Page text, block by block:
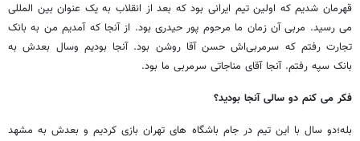
قهرمان شدیم که اولین تیم ایرانی بود که بعد از انقلاب به یک عنوان بین المللی
می رسید. مربی آن زمان ما مرحوم پور حیدری بود. از آنجا که آمدیم من به بانک
تجارت رفتم که سرمربی‌اش حسن آقا روشن بود. آنجا بودیم وسال بعدش به
بانک سپه رفتم. آنجا آقای مناجاتی سرمربی ما بود.
فکر می کنم دو سالی آنجا بودید؟
بله؛دو سال با این تیم در جام باشگاه های تهران بازی کردیم و بعدش به مشهد